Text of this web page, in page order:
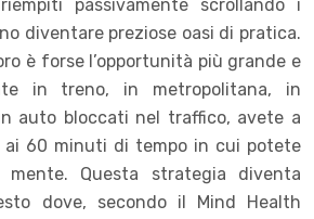
passivamente scrollando i
diventare preziose oasi di pratica.
è forse l’opportunità più grande e
in treno, in metropolitana, in
auto bloccati nel traffico, avete a
ai 60 minuti di tempo in cui potete
Questa strategia diventa
dove, secondo il Mind Health